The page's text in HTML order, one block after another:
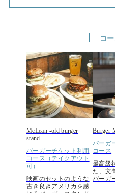
コ
McLean -old burger
stand-
バーガーチケット利用
コース（テイクアウト
可）
映画のセットのような
古き良きアメリカを感
Burger
バーガ
コース
最高級
た、文
バーガ